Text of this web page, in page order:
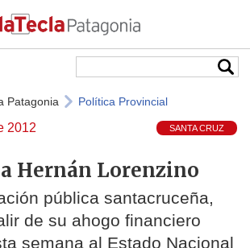
Patagonia Política Provincial
2012 SANTA CRUZ
Hernán Lorenzino
pública santacruceña,
de su ahogo financiero
semana al Estado Nacional